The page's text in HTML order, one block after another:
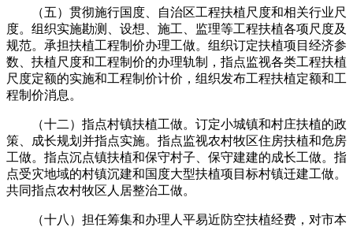
（五）贯彻施行国度、自治区工程扶植尺度和相关行业尺
度。组织实施勘测、设想、施工、监理等工程扶植各项尺度及
规范。承担扶植工程制价办理工做。组织订定扶植项目经济参
数、扶植尺度和工程制价的办理轨制，指点监视各类工程扶植
尺度定额的实施和工程制价计价，组织发布工程扶植定额和工
程制价消息。
（十二）指点村镇扶植工做。订定小城镇和村庄扶植的政
策、成长规划并指点实施。指点监视农村牧区住房扶植和危房
工做。指点沉点镇扶植和保守村子、保守建建的成长工做。指
点受灾地域的村镇沉建和国度大型扶植项目标村镇迁建工做。
共同指点农村牧区人居整治工做。
（十八）担任筹集和办理人平易近防空扶植经费，对市本